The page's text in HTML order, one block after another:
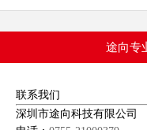
原车
2018-
途向专
联系我们
深圳市途向科技有限公司